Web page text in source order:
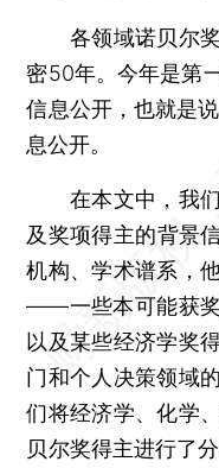
各领域诺贝尔奖
密50年。今年是第
信息公开，也就是
息公开。
在本文中，我们
及奖项得主的背景
机构、学术谱系，
——一些本可能获奖
以及某些经济学奖
门和个人决策领域
们将经济学、化学
贝尔奖得主进行了